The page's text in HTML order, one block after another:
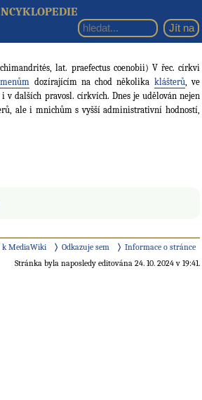
lat. praefectus coenobii) V řec. církvi
dozírajícím na chod několika klášterů, ve
v dalších pravosl. církvích. Dnes je udělován nejen
ale i mnichům s vyšší administrativní hodností,
k MediaWiki Odkazuje sem
Informace o stránce
Stránka byla naposledy editována 24. 10. 2024 v 19:41.